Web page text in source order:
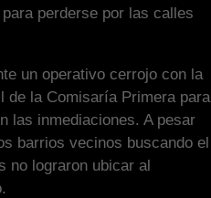
perderse por las calles
un operativo cerrojo con la
de la Comisaría Primera para
las inmediaciones. A pesar
barrios vecinos buscando el
no lograron ubicar al